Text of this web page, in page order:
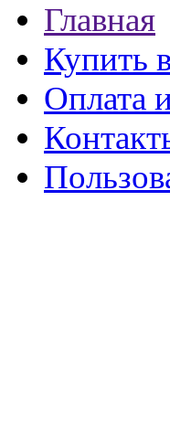
Главная
Купить
Оплата